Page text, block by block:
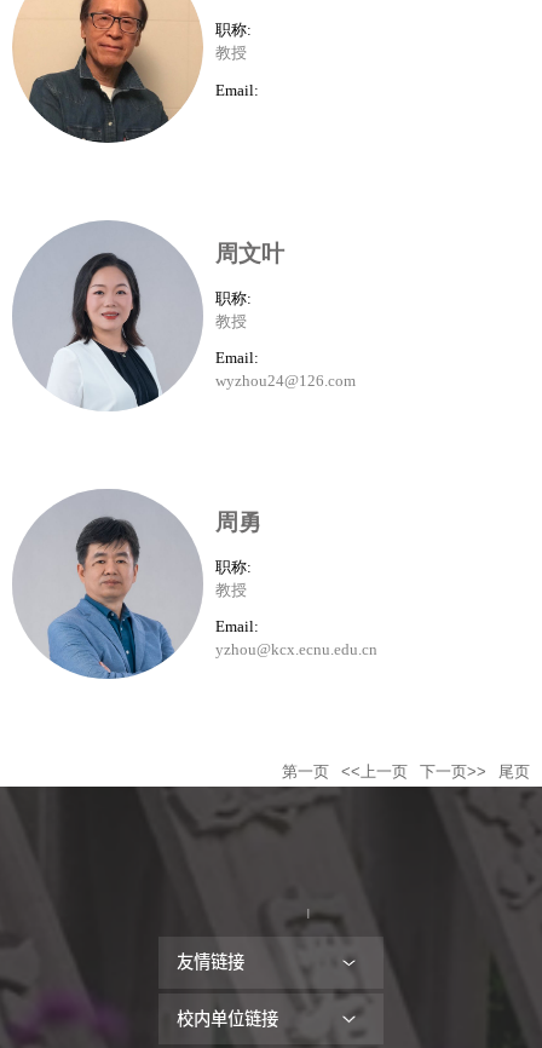
职称:
教授
Email:
周文叶
职称:
教授
Email:
wyzhou24@126.com
周勇
职称:
教授
Email:
yzhou@kcx.ecnu.edu.cn
第一页 <<上一页 下一页>> 尾页
友情链接
校内单位链接